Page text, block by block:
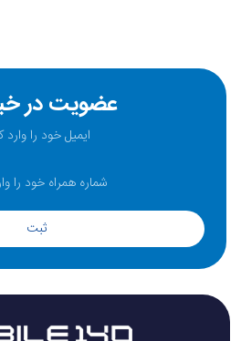
عضویت در
ثبت